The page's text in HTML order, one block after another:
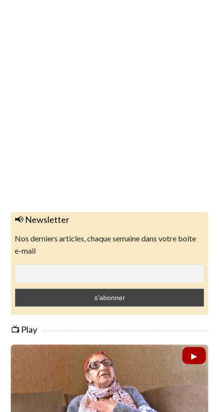
📢 Newsletter
Nos derniers articles, chaque semaine dans votre boite
e-mail
📺 Play